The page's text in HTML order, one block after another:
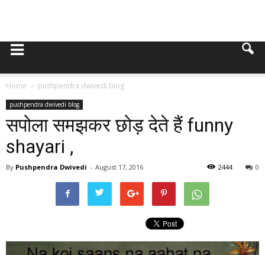
Home pushpendra dwivedi blog
pushpendra dwivedi blog
सपोला समझकर छोड़ देते हैं funny
shayari ,
By Pushpendra Dwivedi - August 17, 2016 0
2444